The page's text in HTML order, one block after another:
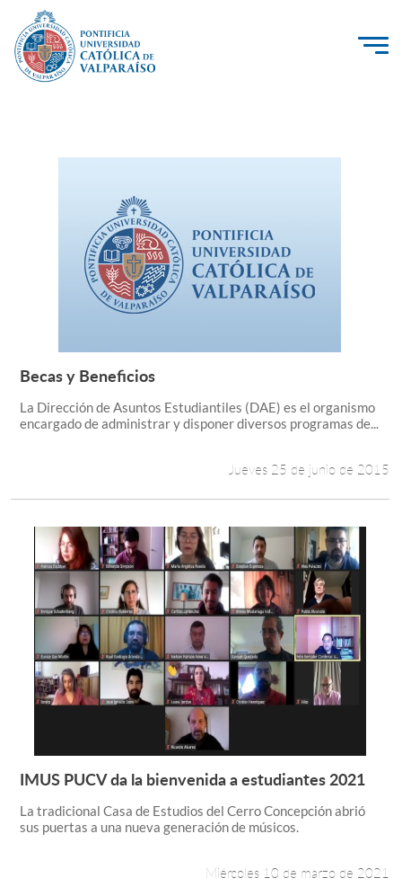
Vinculación con el Medio
Admisión
Postgrado
Alumni
Becas y Beneficios
La Dirección de Asuntos Estudiantiles (DAE) es el organismo
encargado de administrar y disponer diversos programas de...
Jueves 25 de junio de 2015
Leer más +
IMUS PUCV da la bienvenida a estudiantes 2021
La tradicional Casa de Estudios del Cerro Concepción abrió
sus puertas a una nueva generación de músicos.
Miércoles 10 de marzo de 2021